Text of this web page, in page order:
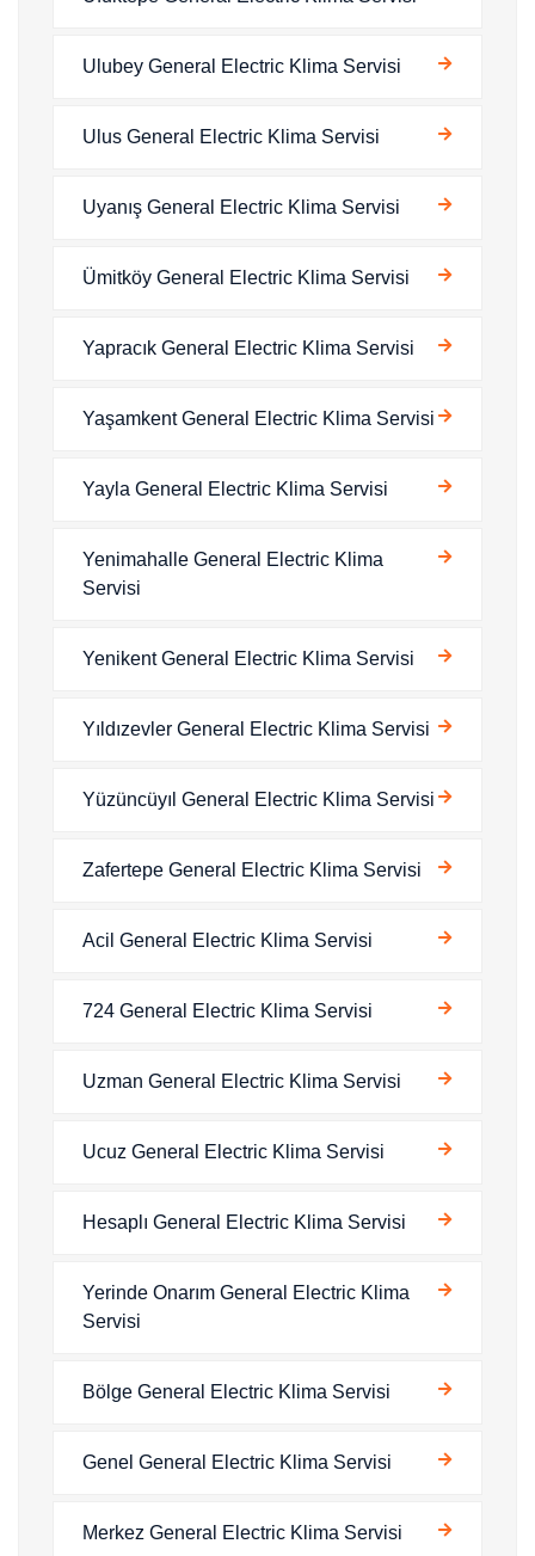
Ulubey General Electric Klima Servisi
Ulus General Electric Klima Servisi
Uyanış General Electric Klima Servisi
Ümitköy General Electric Klima Servisi
Yapracık General Electric Klima Servisi
Yaşamkent General Electric Klima Servisi
Yayla General Electric Klima Servisi
Yenimahalle General Electric Klima
Servisi
Yenikent General Electric Klima Servisi
Yıldızevler General Electric Klima Servisi
Yüzüncüyıl General Electric Klima Servisi
Zafertepe General Electric Klima Servisi
Acil General Electric Klima Servisi
724 General Electric Klima Servisi
Uzman General Electric Klima Servisi
Ucuz General Electric Klima Servisi
Hesaplı General Electric Klima Servisi
Yerinde Onarım General Electric Klima
Servisi
Bölge General Electric Klima Servisi
Genel General Electric Klima Servisi
Merkez General Electric Klima Servisi